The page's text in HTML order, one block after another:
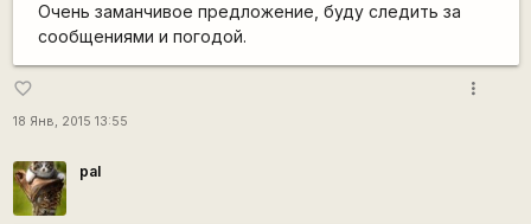
Очень заманчивое предложение, буду следить за
сообщениями и погодой.
favorite_border
18 Янв, 2015 13:55
more_vert
pal